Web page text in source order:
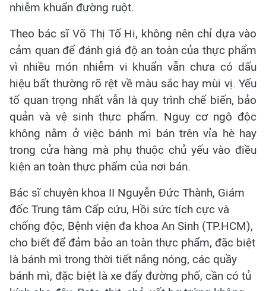
nhiễm khuẩn đường ruột.
Theo bác sĩ Võ Thị Tố Hi, không nên chỉ dựa vào
cảm quan để đánh giá độ an toàn của thực phẩm
vì nhiều món nhiễm vi khuẩn vẫn chưa có dấu
hiệu bất thường rõ rệt về màu sắc hay mùi vị. Yếu
tố quan trọng nhất vẫn là quy trình chế biến, bảo
quản và vệ sinh thực phẩm. Nguy cơ ngộ độc
không nằm ở việc bánh mì bán trên vỉa hè hay
trong cửa hàng mà phụ thuộc chủ yếu vào điều
kiện an toàn thực phẩm của nơi bán.
Bác sĩ chuyên khoa II Nguyễn Đức Thành, Giám
đốc Trung tâm Cấp cứu, Hồi sức tích cực và
chống độc, Bệnh viện đa khoa An Sinh (TP.HCM),
cho biết để đảm bảo an toàn thực phẩm, đặc biệt
là bánh mì trong thời tiết nắng nóng, các quầy
bánh mì, đặc biệt là xe đẩy đường phố, cần có tủ